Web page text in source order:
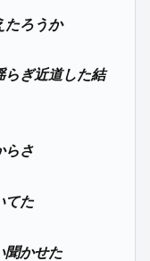
たろうか
らぎ近道した結
らさ
てた
聞かせた